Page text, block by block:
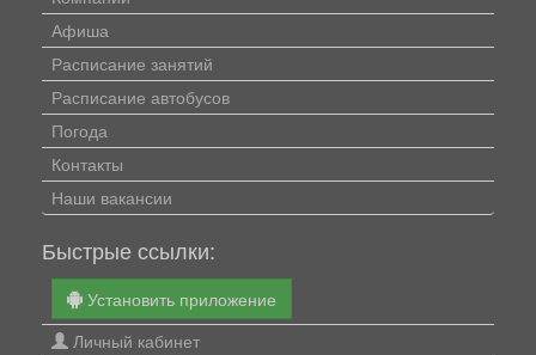
Афиша
Расписание занятий
Расписание автобусов
Погода
Контакты
Наши вакансии
Быстрые ссылки:
Установить приложение
Личный кабинет